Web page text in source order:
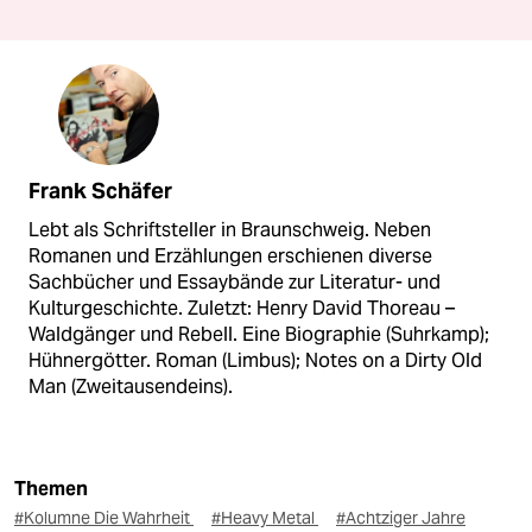
Frank Schäfer
Lebt als Schriftsteller in Braunschweig. Neben
Romanen und Erzählungen erschienen diverse
Sachbücher und Essaybände zur Literatur- und
Kulturgeschichte. Zuletzt: Henry David Thoreau –
Waldgänger und Rebell. Eine Biographie (Suhrkamp);
Hühnergötter. Roman (Limbus); Notes on a Dirty Old
Man (Zweitausendeins).
Themen
#Kolumne Die Wahrheit #Heavy Metal #Achtziger Jahre